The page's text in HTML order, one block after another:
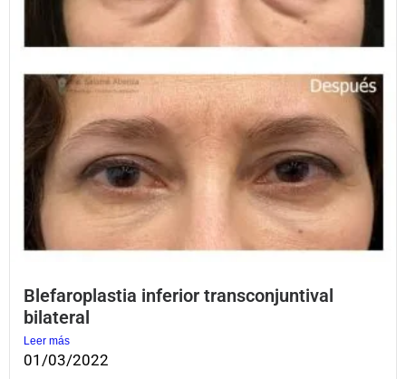
Blefaroplastia inferior transconjuntival
bilateral
Leer más
01/03/2022